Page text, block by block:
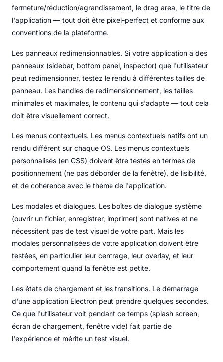
fermeture/réduction/agrandissement, le drag area, le titre de
l'application — tout doit être pixel-perfect et conforme aux
conventions de la plateforme.
Les panneaux redimensionnables. Si votre application a des
panneaux (sidebar, bottom panel, inspector) que l'utilisateur
peut redimensionner, testez le rendu à différentes tailles de
panneau. Les handles de redimensionnement, les tailles
minimales et maximales, le contenu qui s'adapte — tout cela
doit être visuellement correct.
Les menus contextuels. Les menus contextuels natifs ont un
rendu différent sur chaque OS. Les menus contextuels
personnalisés (en CSS) doivent être testés en termes de
positionnement (ne pas déborder de la fenêtre), de lisibilité,
et de cohérence avec le thème de l'application.
Les modales et dialogues. Les boîtes de dialogue système
(ouvrir un fichier, enregistrer, imprimer) sont natives et ne
nécessitent pas de test visuel de votre part. Mais les
modales personnalisées de votre application doivent être
testées, en particulier leur centrage, leur overlay, et leur
comportement quand la fenêtre est petite.
Les états de chargement et les transitions. Le démarrage
d'une application Electron peut prendre quelques secondes.
Ce que l'utilisateur voit pendant ce temps (splash screen,
écran de chargement, fenêtre vide) fait partie de
l'expérience et mérite un test visuel.